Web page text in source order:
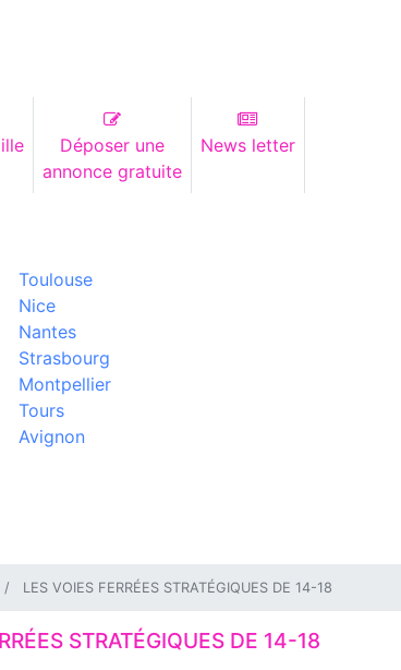
Déposer une
annonce gratuite
News letter
Toulouse
Nice
Nantes
Strasbourg
Montpellier
Tours
Avignon
LES VOIES FERRÉES STRATÉGIQUES DE 14-18
STRATÉGIQUES DE 14-18